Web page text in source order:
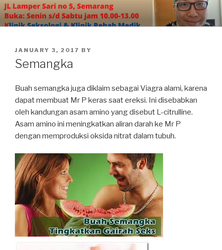
Skip
to
content
POSTED
ON
JANUARY 3, 2017 BY
Semangka
Buah semangka juga diklaim sebagai Viagra alami, karena
dapat membuat Mr P keras saat ereksi. Ini disebabkan
oleh kandungan asam amino yang disebut L-citrulline.
Asam amino ini meningkatkan aliran darah ke Mr P
dengan memproduksi oksida nitrat dalam tubuh.